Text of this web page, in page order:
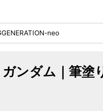
neo
ンダム｜筆塗